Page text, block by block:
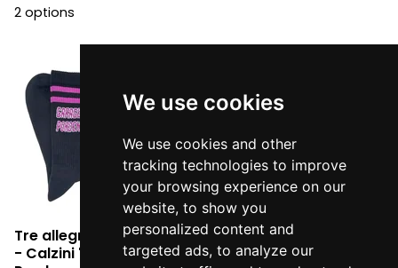
We use cookies
We use cookies and other
tracking technologies to improve
your browsing experience on our
website, to show you
personalized content and
targeted ads, to analyze our
2 options
Tre allegri ragazzi morti
- Calzini "Garage